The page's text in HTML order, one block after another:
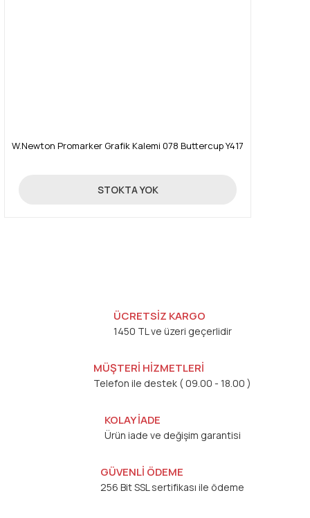
W.Newton Promarker Grafik Kalemi 078 Buttercup Y417
19,90 TL
STOKTA YOK
ÜCRETSİZ KARGO
1450 TL ve üzeri geçerlidir
MÜŞTERİ HİZMETLERİ
Telefon ile destek ( 09.00 - 18.00 )
KOLAY İADE
Ürün iade ve değişim garantisi
GÜVENLİ ÖDEME
256 Bit SSL sertifikası ile ödeme